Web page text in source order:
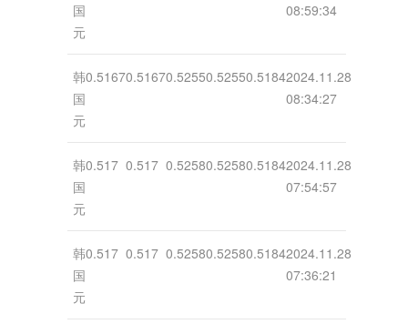
国
元
08:59:34
韩
国
元
0.51670.51670.52550.52550.51842024.11.28
08:34:27
韩
国
元
0.517 0.517 0.52580.52580.51842024.11.28
07:54:57
韩
国
元
0.517 0.517 0.52580.52580.51842024.11.28
07:36:21